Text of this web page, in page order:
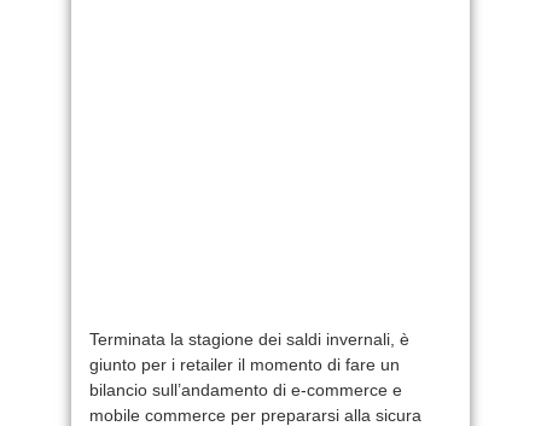
Terminata la stagione dei saldi invernali, è
giunto per i retailer il momento di fare un
bilancio sull’andamento di e-commerce e
mobile commerce per prepararsi alla sicura